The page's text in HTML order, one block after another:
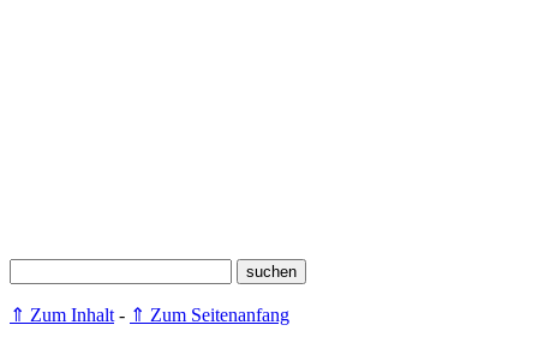
⇑ Zum Inhalt - ⇑ Zum Seitenanfang